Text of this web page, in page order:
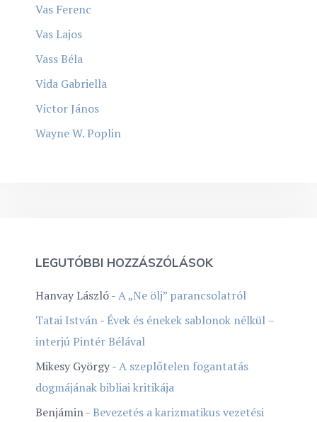
Vas Ferenc
Vas Lajos
Vass Béla
Vida Gabriella
Victor János
Wayne W. Poplin
LEGUTÓBBI HOZZÁSZÓLÁSOK
Hanvay László-A „Ne ölj” parancsolatról
Tatai István- Évek és énekek sablonok nélkül –
interjú Pintér Bélával
Mikesy György-A szeplőtelen fogantatás
dogmájának bibliai kritikája
Benjámin-Bevezetés a karizmatikus vezetési